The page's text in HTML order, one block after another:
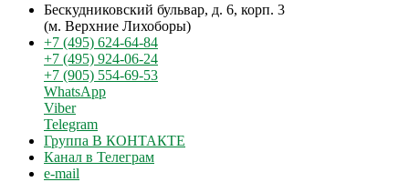
Бескудниковский бульвар, д. 6, корп. 3
(м. Верхние Лихоборы)
+7 (495) 624-64-84
+7 (495) 924-06-24
+7 (905) 554-69-53
WhatsApp
Viber
Telegram
Группа В КОНТАКТЕ
Канал в Телеграм
e-mail